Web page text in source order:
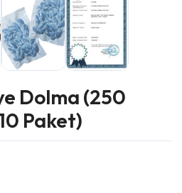
Dolma (250
Paket)